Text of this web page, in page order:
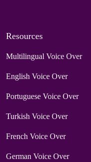
Resources
Multilingual Voice Over
English Voice Over
Portuguese Voice Over
Turkish Voice Over
French Voice Over
German Voice Over